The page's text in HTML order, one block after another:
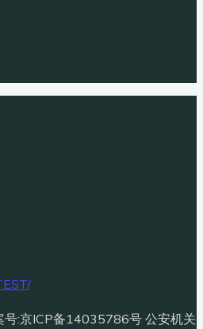
/
:京ICP备14035786号 公安机关